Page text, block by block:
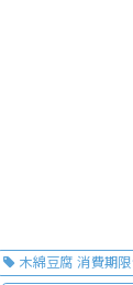
木綿豆腐 消費期